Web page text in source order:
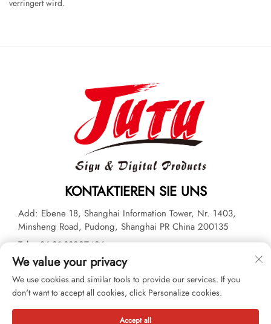
verringert wird.
KONTAKTIEREN SIE UNS
Add: Ebene 18, Shanghai Information Tower, Nr. 1403,
Minsheng Road, Pudong, Shanghai PR China 200135
Tel.:+86-21-33927426
E-Mail:[email protected]
Urheberrecht © 2026 JUTU New Materials Technology Limited
Alle Rechte vorbehalten. -Datenschutzrichtlinie
We value your privacy
We use cookies and similar tools to provide our services. If you
don't want to accept all cookies, click Personalize cookies.
Accept all